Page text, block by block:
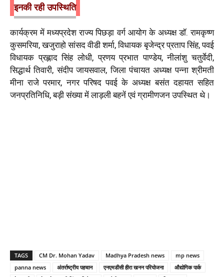
इनकी रही उपस्थिति
कार्यक्रम में मध्यप्रदेश राज्य पिछड़ा वर्ग आयोग के अध्यक्ष डॉ. रामकृष्ण
कुसमरिया, खजुराहो सांसद वीडी शर्मा, विधायक बृजेन्द्र प्रताप सिंह, पवई
विधायक प्रह्लाद सिंह लोधी, प्रणय प्रभात पाण्डेय, नीलांशु चतुर्वेदी,
सिद्धार्थ तिवारी, संदीप जायसवाल, जिला पंचायत अध्यक्ष पन्ना श्रीमती
मीना राजे परमार, नगर परिषद पवई के अध्यक्ष बसंत दहायत सहित
जनप्रतिनिधि, बड़ी संख्या में लाड़ली बहनें एवं ग्रामीणजन उपस्थित थे।
TAGS CM Dr. Mohan Yadav Madhya Pradesh news
mp news
panna news
अंतर्राष्ट्रीय पहचान एनएमडीसी हीरा खनन परियोजना
औद्योगिक पार्क